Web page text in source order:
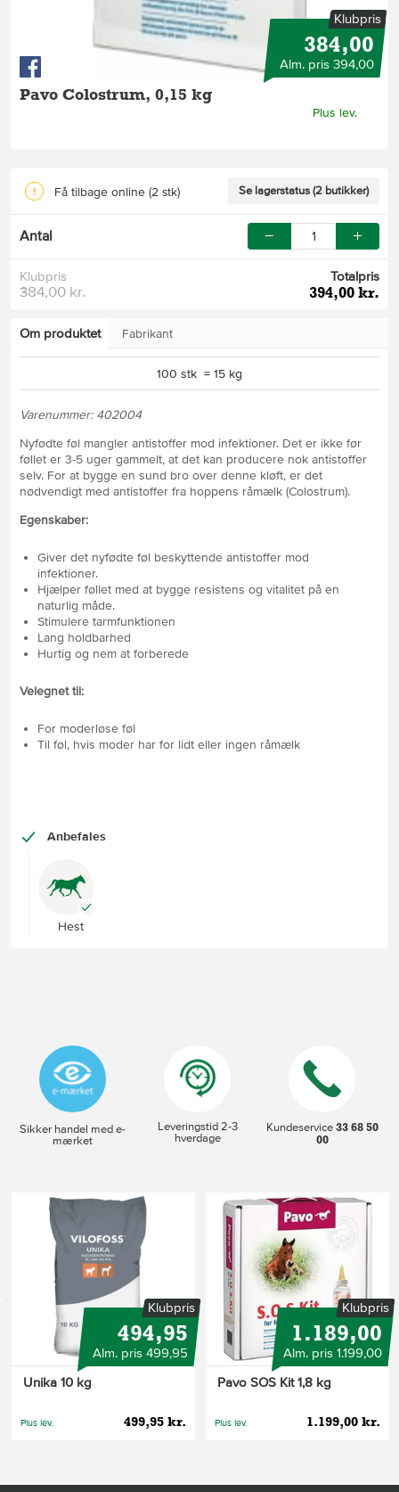
Pavo Colostrum, 0,15 kg
Plus lev.
Klubpris
384,00
Alm. pris 394,00
Få tilbage online (2 stk) Se lagerstatus (2 butikker)
Antal
Klubpris
384,00 kr.
Totalpris
394,00 kr.
Om produktet Fabrikant
100 stk = 15 kg
Varenummer: 402004
Nyfødte føl mangler antistoffer mod infektioner. Det er ikke før
føllet er 3-5 uger gammelt, at det kan producere nok antistoffer
selv. For at bygge en sund bro over denne kløft, er det
nødvendigt med antistoffer fra hoppens råmælk (Colostrum).
Egenskaber:
Giver det nyfødte føl beskyttende antistoffer mod
infektioner.
Hjælper føllet med at bygge resistens og vitalitet på en
naturlig måde.
Stimulere tarmfunktionen
Lang holdbarhed
Hurtig og nem at forberede
Velegnet til:
For moderløse føl
Til føl, hvis moder har for lidt eller ingen råmælk
Anbefales
Hest
Sikker handel med e-
mærket
Leveringstid 2-3
hverdage
Kundeservice33 68 50
00
Klubpris
494,95
Alm. pris 499,95
Unika 10 kg
499,95 kr.
Plus lev.
Klubpris
1.189,00
Alm. pris 1.199,00
Pavo SOS Kit 1,8 kg
1.199,00 kr.
Plus lev.